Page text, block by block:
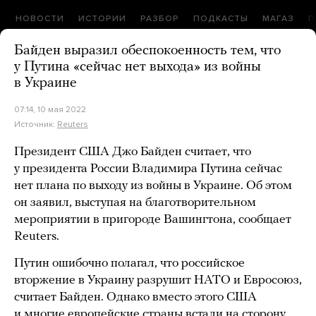
НОВОСТИ ИСТОРИИ РАЗБОР ПОДКАСТЫ МАГАЗ
Байден выразил обеспокоенность тем, что
у Путина «сейчас нет выхода» из войны
в Украине
07:14, 10 мая 2022
Источник: Reuters
Президент США Джо Байден считает, что
у президента России Владимира Путина сейчас
нет плана по выходу из войны в Украине. Об этом
он заявил, выступая на благотворительном
мероприятии в пригороде Вашингтона, сообщает
Reuters.
Путин ошибочно полагал, что российское
вторжение в Украину разрушит НАТО и Евросоюз,
считает Байден. Однако вместо этого США